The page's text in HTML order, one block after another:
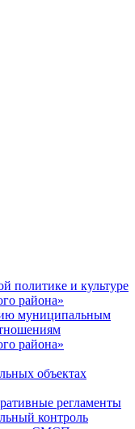
политике и культуре
района»
муниципальным
района»
объектах
регламенты
контроль